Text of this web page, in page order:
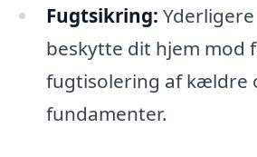
Fugtsikring:
beskytte dit hjem mod
fugtisolering af kældre
fundamenter.